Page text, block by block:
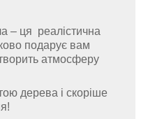
– ця реалістична
подарує вам
атмосферу
дерева і скоріше